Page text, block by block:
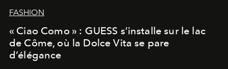
FASHION
« Ciao Como » : GUESS s’installe sur le lac
de Côme, où la Dolce Vita se pare
d’élégance